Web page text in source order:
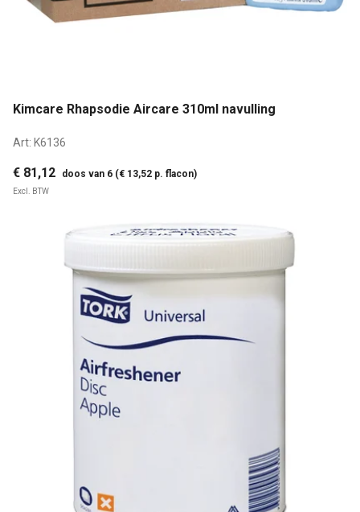
Kimcare Rhapsodie Aircare 310ml navulling
Art: K6136
€ 81,12 doos van 6 (€ 13,52 p. flacon)
Excl. BTW